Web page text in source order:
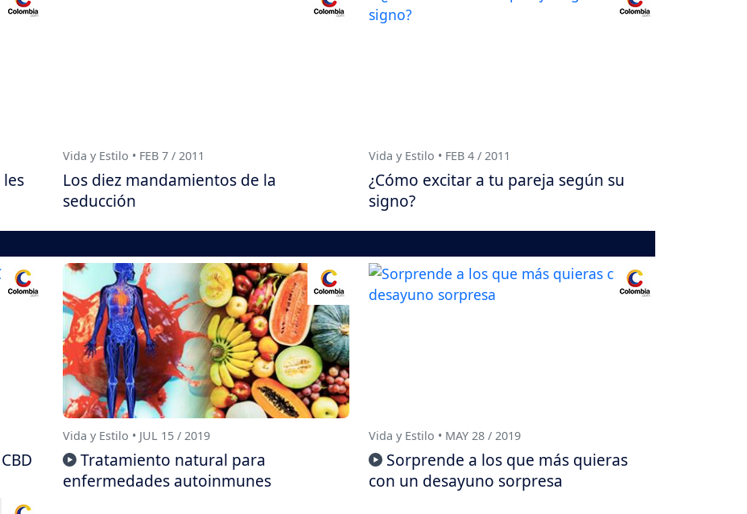
Vida y Estilo • FEB 7 / 2011
Los diez mandamientos de la
seducción
Vida y Estilo • FEB 4 / 2011
¿Cómo excitar a tu pareja según su
signo?
Vida y Estilo • JUL 15 / 2019
Tratamiento natural para
enfermedades autoinmunes
Vida y Estilo • MAY 28 / 2019
Sorprende a los que más quieras
con un desayuno sorpresa